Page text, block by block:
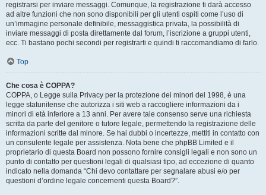
registrarsi per inviare messaggi. Comunque, la registrazione ti darà accesso
ad altre funzioni che non sono disponibili per gli utenti ospiti come l’uso di
un’immagine personale definibile, messaggistica privata, la possibilità di
inviare messaggi di posta direttamente dal forum, l’iscrizione a gruppi utenti,
ecc. Ti bastano pochi secondi per registrarti e quindi ti raccomandiamo di farlo.
Top
Che cosa è COPPA?
COPPA, o Legge sulla Privacy per la protezione dei minori del 1998, è una
legge statunitense che autorizza i siti web a raccogliere informazioni da i
minori di età inferiore a 13 anni. Per avere tale consenso serve una richiesta
scritta da parte del genitore o tutore legale, permettendo la registrazione delle
informazioni scritte dal minore. Se hai dubbi o incertezze, mettiti in contatto con
un consulente legale per assistenza. Nota bene che phpBB Limited e il
proprietario di questa Board non possono fornire consigli legali e non sono un
punto di contatto per questioni legali di qualsiasi tipo, ad eccezione di quanto
indicato nella domanda “Chi devo contattare per segnalare abusi e/o per
questioni d’ordine legale concernenti questa Board?”.